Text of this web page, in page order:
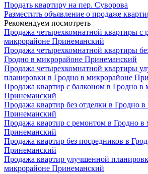
Продать квартиру на пер. Суворова
Разместить объявление о продаже
Рекомендуем посмотреть
Продажа четырехкомнатной квартиры с
микрорайоне Принеманский
Продажа четырехкомнатной квартиры
Гродно в микрорайоне Принеманский
Продажа четырехкомнатной квартиры
планировки в Гродно в микрорайоне
Продажа квартир с балконом в Гродно в
Принеманский
Продажа квартир без отделки в Гродно
Принеманский
Продажа квартир с ремонтом в Гродно в
Принеманский
Продажа квартир без посредников в
Принеманский
Продажа квартир улучшенной
микрорайоне Принеманский